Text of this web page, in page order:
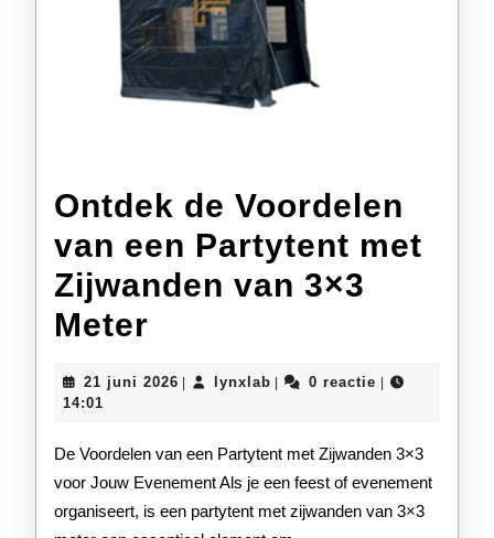
Ontdek de Voordelen
van een Partytent met
Zijwanden van 3×3
Meter
Voordelen
van
een
Partytent
21 juni 2026 21
lynxlablynxlab0 reactie
14:01
De Voordelen van een Partytent met Zijwanden 3×3
voor Jouw Evenement Als je een feest of evenement
organiseert, is een partytent met zijwanden van 3×3